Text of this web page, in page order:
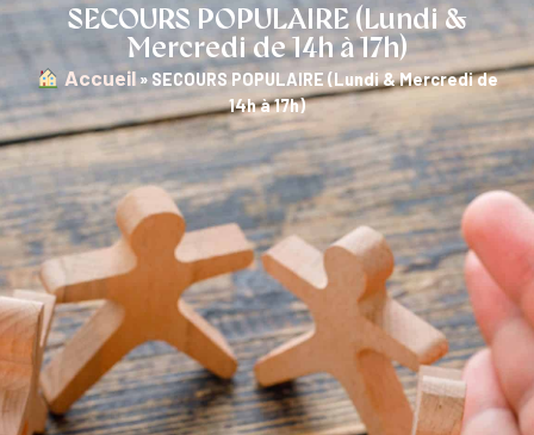
SECOURS POPULAIRE (Lundi &
Mercredi de 14h à 17h)
︎ Accueil»SECOURS POPULAIRE (Lundi & Mercredi de
14h à 17h)